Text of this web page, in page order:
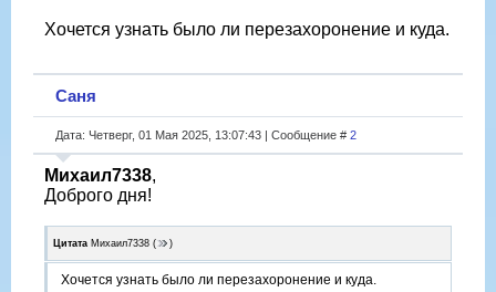
Хочется узнать было ли перезахоронение и куда.
Саня
Дата: Четверг, 01 Мая 2025, 13:07:43 | Сообщение # 2
Михаил7338,
Доброго дня!
Цитата Михаил7338 ( )
Хочется узнать было ли перезахоронение и куда.